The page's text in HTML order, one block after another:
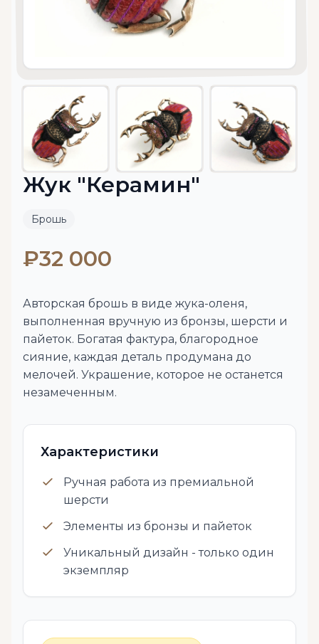
Жук "Керамин"
Брошь
₽32 000
Авторская брошь в виде жука-оленя,
выполненная вручную из бронзы, шерсти и
пайеток. Богатая фактура, благородное
сияние, каждая деталь продумана до
мелочей. Украшение, которое не останется
незамеченным.
Характеристики
Ручная работа из премиальной
шерсти
Элементы из бронзы и пайеток
Уникальный дизайн - только один
экземпляр